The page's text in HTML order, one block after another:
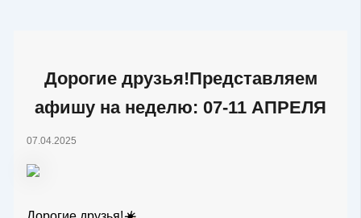
Дорогие друзья!Представляем
афишу на неделю: 07-11 АПРЕЛЯ
07.04.2025